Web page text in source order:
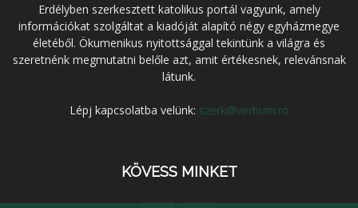
Erdélyben szerkesztett katolikus portál vagyunk, amely
információkat szolgáltat a kiadóját alapító négy egyházmegye
életéből. Ökumenikus nyitottsággal tekintünk a világra és
szeretnénk megmutatni belőle azt, amit értékesnek, relevánsnak
látunk.
Lépj kapcsolatba velünk: szerk@verbum.ro
KÖVESS MINKET